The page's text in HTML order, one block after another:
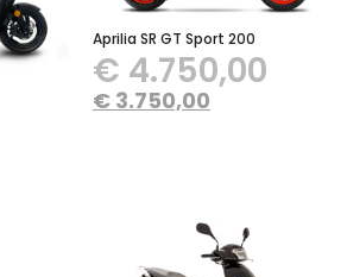
Aprilia SR GT Sport 200
€ 4.750,00
€ 3.750,00